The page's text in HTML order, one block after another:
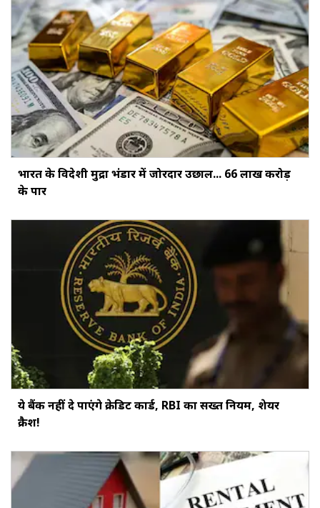
भारत के विदेशी मुद्रा भंडार में जोरदार उछाल... ₹66 लाख करोड़
के पार
ये बैंक नहीं दे पाएंगे क्रेडिट कार्ड, RBI का सख्‍त नियम, शेयर
क्रैश!